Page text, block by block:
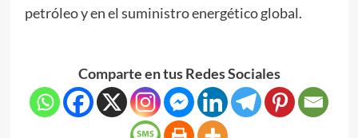
petróleo y en el suministro energético global.
Comparte en tus Redes Sociales